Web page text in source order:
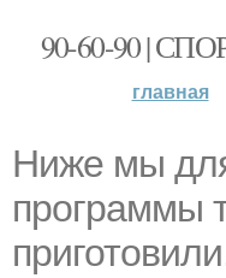
90-60-90 |
главная
Ниже мы
программы